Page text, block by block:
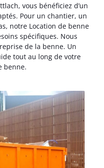
vous bénéficiez d’un
Pour un chantier, un
notre Location de benne
spécifiques. Nous
de la benne. Un
tout au long de votre
benne.